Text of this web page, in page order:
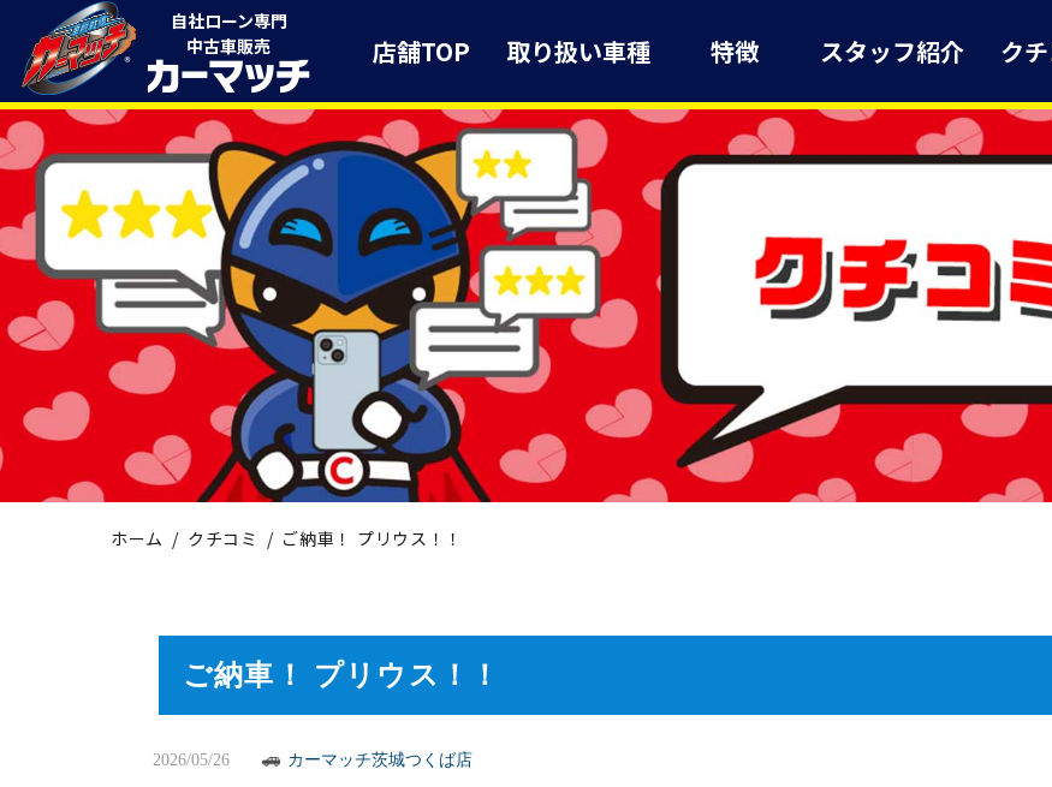
自社ローン専門
中古車販売
店舗TOP 取り扱い車種 特徴 スタッフ紹介 ク
ホーム クチコミ ご納車！ プリウス！！
ご納車！ プリウス！！
2026/05/26 カーマッチ茨城つくば店